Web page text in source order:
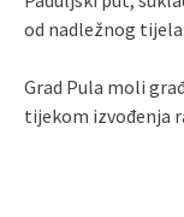
od nadležnog tijela.
Grad Pula moli
tijekom izvođenja